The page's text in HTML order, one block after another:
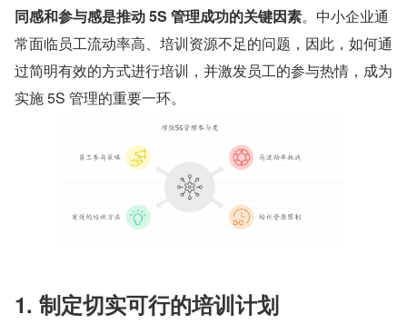
同感和参与感是推动 5S 管理成功的关键因素。中小企业通
常面临员工流动率高、培训资源不足的问题，因此，如何通
过简明有效的方式进行培训，并激发员工的参与热情，成为
实施 5S 管理的重要一环。
1. 制定切实可行的培训计划